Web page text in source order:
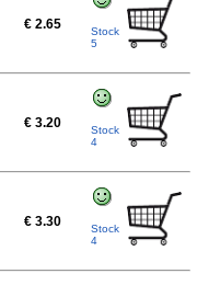
€ 2.65
Stock
5
€ 3.20
Stock
4
€ 3.30
Stock
4